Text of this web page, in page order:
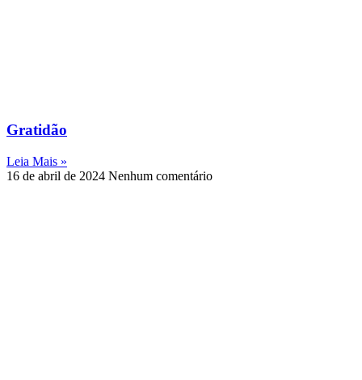
Gratidão
Leia Mais »
16 de abril de 2024 Nenhum comentário